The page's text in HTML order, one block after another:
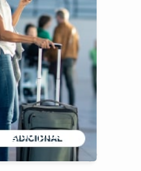
plus